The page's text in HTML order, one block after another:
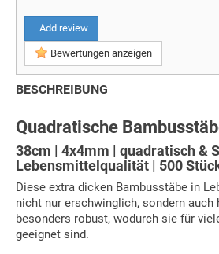
Add review
Bewertungen anzeigen
BESCHREIBUNG
Quadratische
38cm | 4x4mm | quadratisch &
Lebensmittelqualität | 500
Diese extra dicken Bambusstäbe in
nicht nur erschwinglich, sondern auch
besonders robust, wodurch sie für
geeignet sind.